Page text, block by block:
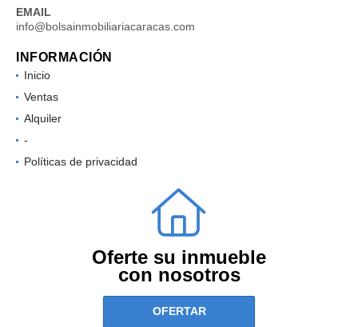
EMAIL
info@bolsainmobiliariacaracas.com
INFORMACIÓN
Inicio
Ventas
Alquiler
-
Políticas de privacidad
Oferte su inmueble
con nosotros
OFERTAR